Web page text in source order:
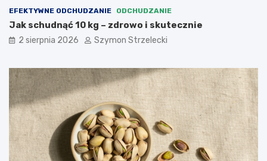
EFEKTYWNE ODCHUDZANIE ODCHUDZANIE
Jak schudnąć 10 kg – zdrowo i skutecznie
2 sierpnia 2026 Szymon Strzelecki